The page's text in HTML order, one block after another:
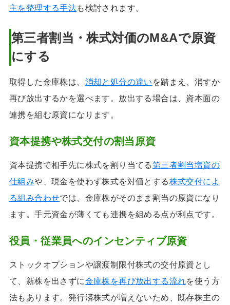
主を整理する手法も検討されます。
第三者割当・株式対価のM&Aで原資
にする
取得した金庫株は、 消却と処分の違い を踏まえ、消すか
再び放出するかを選べます。放出する場合は、資本面の
連携を組む原資になります。
資本提携や株式交付の割当原資
資本提携で相手先に株式を割り当てる第三者割当増資の
仕組みや、現金を使わず株式を対価とする株式交付によ
る組み合わせでは、金庫株がそのまま割当の原資になり
ます。手元資金が薄くても連携を組める点が利点です。
役員・従業員へのインセンティブ原資
ストックオプションや譲渡制限付株式の交付原資とし
て、新株を出さずに金庫株を再び放出する流れを使う方
法もあります。発行済株式が増えないため、既存株主の